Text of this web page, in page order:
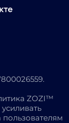
ZOZI™